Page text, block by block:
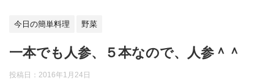
今日の簡単料理 野菜
一本でも人参、５本なので、人参＾＾
投稿日： 2016年1月24日